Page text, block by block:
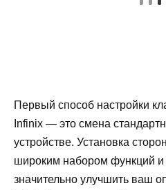
Первый способ настройки
Infinix — это смена
устройстве. Установка
широким набором функций и
значительно улучшить ваш